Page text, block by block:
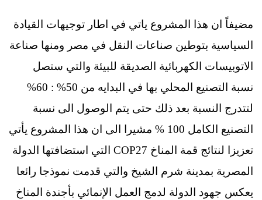
مضيفاً ان هذا المشروع ياتي في اطار توجيهات القيادة
السياسية بتوطين صناعات النقل في مصر ومنها صناعة
الاتوبيسات الكهربائية الصديقة للبيئة والتي ستصل
نسبة التصنيع المحلي بها في البدايه من 50% : 60%
لتتدرج النسبة بعد ذلك حتى يتم الوصول الى نسبة
التصنيع الكامل 100 % مشيرا الى ان هذا المشروع يأتي
تعزيزا لنتائج قمة المناخ COP27 التي استضافتها الدولة
المصرية بمدينة شرم الشيخ والتي قدمت نموذجا رائعا
يعكس جهود الدولة لدمج العمل الإنمائي بأجندة المناخ